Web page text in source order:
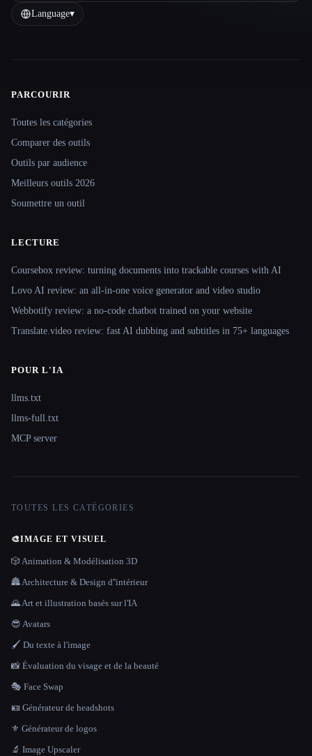
Language▾
Site navigation
PARCOURIR
Toutes les catégories
Comparer des outils
Outils par audience
Meilleurs outils 2026
Soumettre un outil
LECTURE
Coursebox review: turning documents into trackable courses with AI
Lovo AI review: an all-in-one voice generator and video studio
Webbotify review: a no-code chatbot trained on your website
Translate.video review: fast AI dubbing and subtitles in 75+ languages
POUR L'IA
llms.txt
llms-full.txt
MCP server
TOUTES LES CATÉGORIES
🎨IMAGE ET VISUEL
🎲 Animation & Modélisation 3D
🏯 Architecture & Design d''intérieur
🌄 Art et illustration basés sur l'IA
😎 Avatars
🖌️ Du texte à l'image
📸 Évaluation du visage et de la beauté
🎭 Face Swap
🪪 Générateur de headshots
⚜️ Générateur de logos
🔬 Image Upscaler